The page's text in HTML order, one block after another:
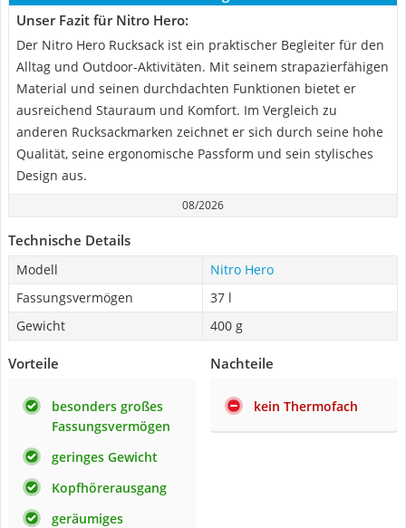
Unser Fazit für Nitro Hero:
Der Nitro Hero Rucksack ist ein praktischer Begleiter für den
Alltag und Outdoor-Aktivitäten. Mit seinem strapazierfähigen
Material und seinen durchdachten Funktionen bietet er
ausreichend Stauraum und Komfort. Im Vergleich zu
anderen Rucksackmarken zeichnet er sich durch seine hohe
Qualität, seine ergonomische Passform und sein stylisches
Design aus.
08/2026
Technische Details
Modell
Nitro Hero
Fassungsvermögen
37 l
Gewicht
400 g
Vorteile
besonders großes
Fassungsvermögen
geringes Gewicht
Kopfhörerausgang
geräumiges
Nachteile
kein Thermofach